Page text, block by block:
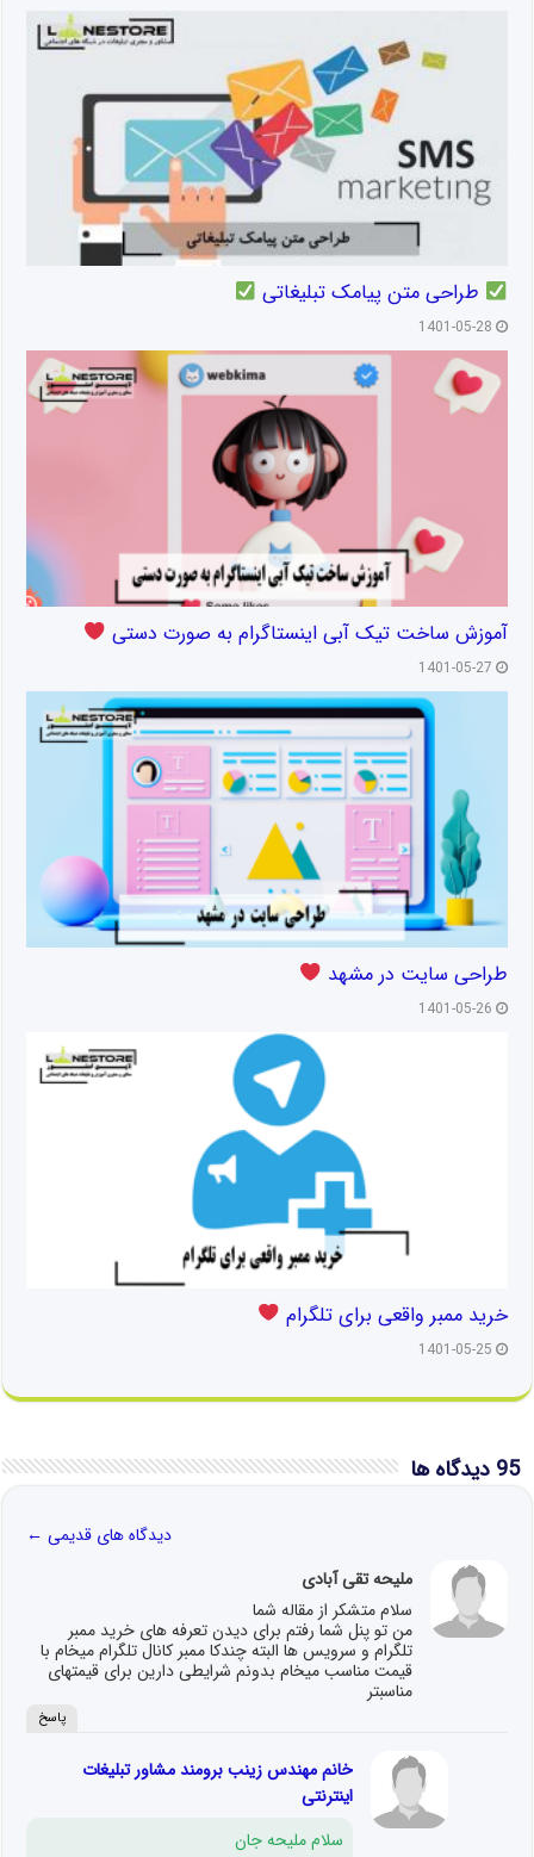
طراحی متن پیامک تبلیغاتی
1401-05-28
آموزش ساخت تیک آبی اینستاگرام به صورت دستی
1401-05-27
طراحی سایت در مشهد
1401-05-26
خرید ممبر واقعی برای تلگرام
1401-05-25
95 دیدگاه ها
دیدگاه های قدیمی ←
ملیحه تقی آبادی
سلام متشکر از مقاله شما
من تو پنل شما رفتم برای دیدن تعرفه های خرید ممبر
تلگرام و سرویس ها البته چندکا ممبر کانال تلگرام میخام با
قیمت مناسب میخام بدونم شرایطی دارین برای قیمتهای
مناسبتر
پاسخ
خانم مهندس زینب برومند مشاور تبلیغات
اینترنتی
سلام ملیحه جان